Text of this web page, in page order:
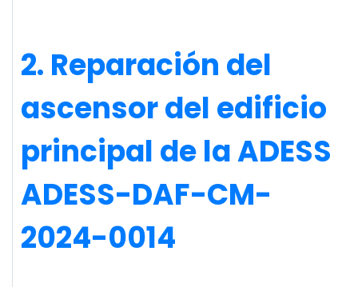
2. Reparación del
ascensor del edificio
principal de la ADESS
ADESS-DAF-CM-
2024-0014